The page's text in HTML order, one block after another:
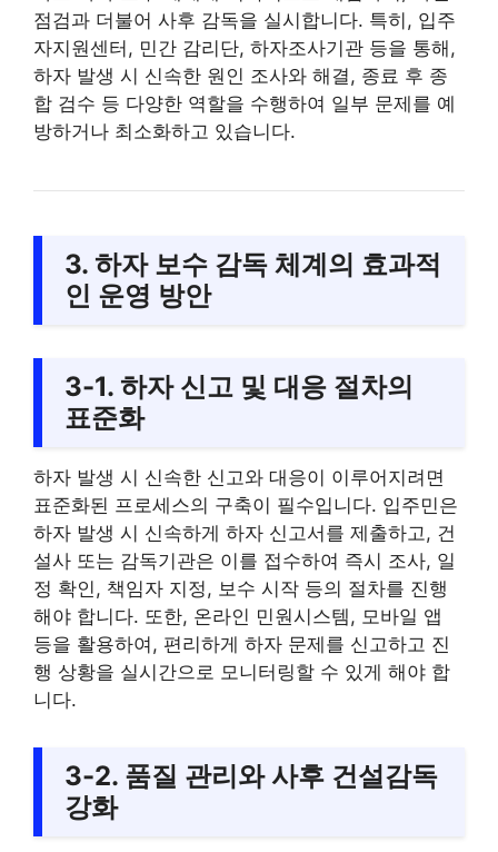
점검과 더불어 사후 감독을 실시합니다. 특히, 입주
자지원센터, 민간 감리단, 하자조사기관 등을 통해,
하자 발생 시 신속한 원인 조사와 해결, 종료 후 종
합 검수 등 다양한 역할을 수행하여 일부 문제를 예
방하거나 최소화하고 있습니다.
3. 하자 보수 감독 체계의 효과적
인 운영 방안
3-1. 하자 신고 및 대응 절차의
표준화
하자 발생 시 신속한 신고와 대응이 이루어지려면
표준화된 프로세스의 구축이 필수입니다. 입주민은
하자 발생 시 신속하게 하자 신고서를 제출하고, 건
설사 또는 감독기관은 이를 접수하여 즉시 조사, 일
정 확인, 책임자 지정, 보수 시작 등의 절차를 진행
해야 합니다. 또한, 온라인 민원시스템, 모바일 앱
등을 활용하여, 편리하게 하자 문제를 신고하고 진
행 상황을 실시간으로 모니터링할 수 있게 해야 합
니다.
3-2. 품질 관리와 사후 건설감독
강화